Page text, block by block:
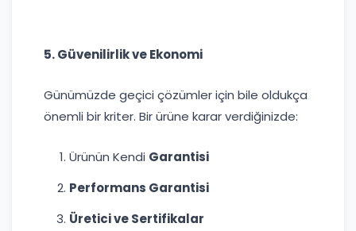
5. Güvenilirlik ve Ekonomi
Günümüzde geçici çözümler için bile oldukça
önemli bir kriter. Bir ürüne karar verdiğinizde:
Ürünün Kendi Garantisi
Performans Garantisi
Üretici ve Sertifikalar